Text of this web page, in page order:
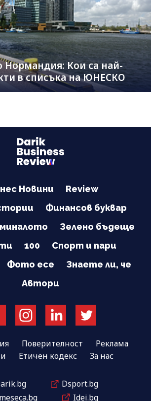
Нормандия: Кои са най-
в списъка на ЮНЕСКО
Новини
Review
Финансов буквар
Зелено бъдеще
100
Спорт и пари
Фото есе
Знаете ли, че
Автори
Поверителност
Реклама
Етичен кодекс За нас
Dsport.bg
Idei.bg